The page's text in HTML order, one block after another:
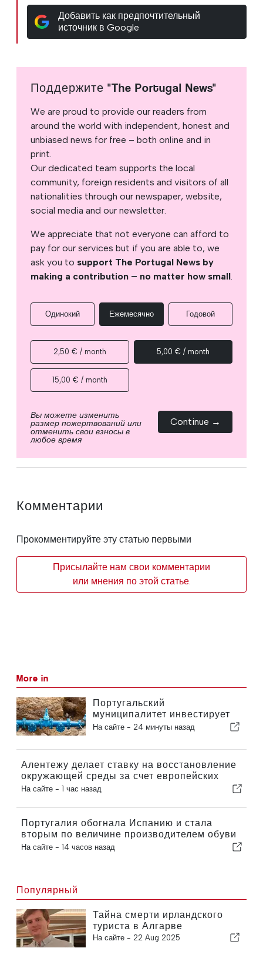
Добавить как предпочтительный
источник в Google
Поддержите "The Portugal News"
We are proud to provide our readers from
around the world with independent, honest and
unbiased news for free – both online and in
print.
Our dedicated team supports the local
community, foreign residents and visitors of all
nationalities through our newspaper, website,
social media and our newsletter.
We appreciate that not everyone can afford to
pay for our services but if you are able to, we
ask you to support The Portugal News by
making a contribution – no matter how small.
Одинокий Ежемесячно Годовой
2,50 € / month 5,00 € / month
15,00 € / month
Вы можете изменить
размер пожертвований или
отменить свои взносы в
любое время
Continue →
Комментарии
Прокомментируйте эту статью первыми
Присылайте нам свои комментарии
или мнения по этой статье.
More in
Португальский
муниципалитет инвестирует
более 190 000 евро в систему
На сайте - 24 минуты назад
Алентежу делает ставку на восстановление
окружающей среды за счет европейских
средств
На сайте - 1 час назад
Португалия обогнала Испанию и стала
вторым по величине производителем обуви
в Европе
На сайте - 14 часов назад
Популярный
Тайна смерти ирландского
туриста в Алгарве
На сайте - 22 Aug 2025